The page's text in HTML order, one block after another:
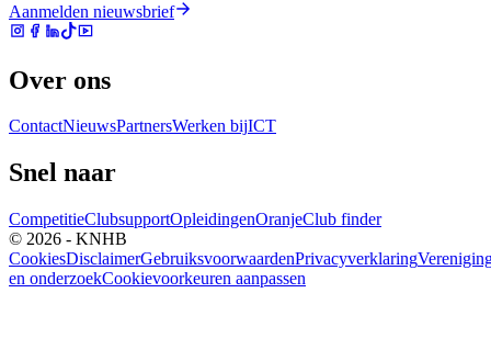
Aanmelden nieuwsbrief
Over ons
ContactNieuwsPartnersWerken bijICT
Snel naar
CompetitieClubsupportOpleidingenOranjeClub finder
© 2026 - KNHB
CookiesDisclaimerGebruiksvoorwaardenPrivacyverklaring
en onderzoekCookievoorkeuren aanpassen